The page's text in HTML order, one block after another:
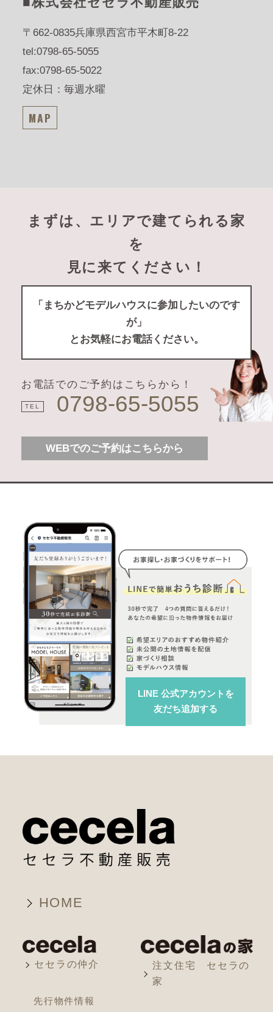
〒662-0835兵庫県西宮市平木町8-22
tel:0798-65-5055
fax:0798-65-5022
定休日：毎週水曜
MAP
まずは、エリアで建てられる家
を
見に来てください！
「まちかどモデルハウスに参加したいのです
が」
とお気軽にお電話ください。
お電話でのご予約はこちらから！
TEL 0798-65-5055
WEBでのご予約はこちらから
LINE 公式アカウント を
友だち追加する
HOME
セセラの仲介
先行物件情報
注文住宅 セセラの
家